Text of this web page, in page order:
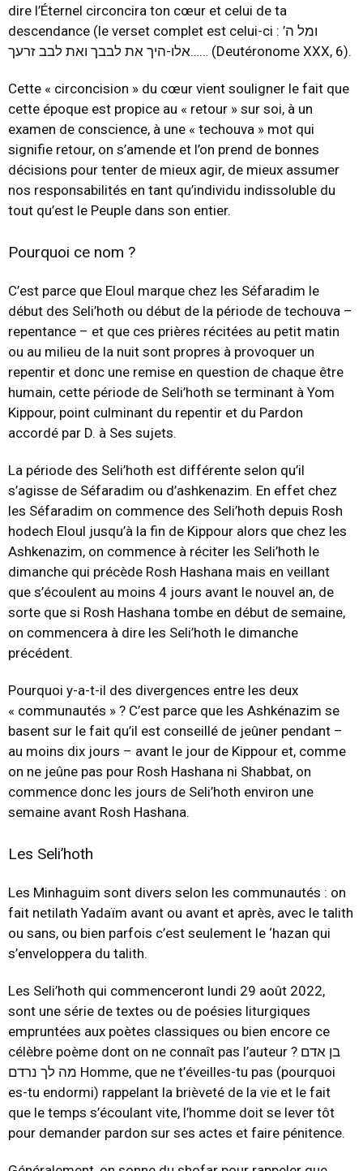
dire l’Éternel circoncira ton cœur et celui de ta
descendance (le verset complet est celui-ci : ומל ה’
אלו-היך את לבבך ואת לבב זרעך…… (Deutéronome XXX, 6).
Cette « circoncision » du cœur vient souligner le fait que
cette époque est propice au « retour » sur soi, à un
examen de conscience, à une « techouva » mot qui
signifie retour, on s’amende et l’on prend de bonnes
décisions pour tenter de mieux agir, de mieux assumer
nos responsabilités en tant qu’individu indissoluble du
tout qu’est le Peuple dans son entier.
Pourquoi ce nom ?
C’est parce que Eloul marque chez les Séfaradim le
début des Seli’hoth ou début de la période de techouva –
repentance – et que ces prières récitées au petit matin
ou au milieu de la nuit sont propres à provoquer un
repentir et donc une remise en question de chaque être
humain, cette période de Seli’hoth se terminant à Yom
Kippour, point culminant du repentir et du Pardon
accordé par D. à Ses sujets.
La période des Seli’hoth est différente selon qu’il
s’agisse de Séfaradim ou d’ashkenazim. En effet chez
les Séfaradim on commence des Seli’hoth depuis Rosh
hodech Eloul jusqu’à la fin de Kippour alors que chez les
Ashkenazim, on commence à réciter les Seli’hoth le
dimanche qui précède Rosh Hashana mais en veillant
que s’écoulent au moins 4 jours avant le nouvel an, de
sorte que si Rosh Hashana tombe en début de semaine,
on commencera à dire les Seli’hoth le dimanche
précédent.
Pourquoi y-a-t-il des divergences entre les deux
« communautés » ? C’est parce que les Ashkénazim se
basent sur le fait qu’il est conseillé de jeûner pendant –
au moins dix jours – avant le jour de Kippour et, comme
on ne jeûne pas pour Rosh Hashana ni Shabbat, on
commence donc les jours de Seli’hoth environ une
semaine avant Rosh Hashana.
Les Seli’hoth
Les Minhaguim sont divers selon les communautés : on
fait netilath Yadaïm avant ou avant et après, avec le talith
ou sans, ou bien parfois c’est seulement le ‘hazan qui
s’enveloppera du talith.
Les Seli’hoth qui commenceront lundi 29 août 2022,
sont une série de textes ou de poésies liturgiques
empruntées aux poètes classiques ou bien encore ce
célèbre poème dont on ne connaît pas l’auteur ? בן אדם
מה לך נרדם Homme, que ne t’éveilles-tu pas (pourquoi
es-tu endormi) rappelant la brièveté de la vie et le fait
que le temps s’écoulant vite, l’homme doit se lever tôt
pour demander pardon sur ses actes et faire pénitence.